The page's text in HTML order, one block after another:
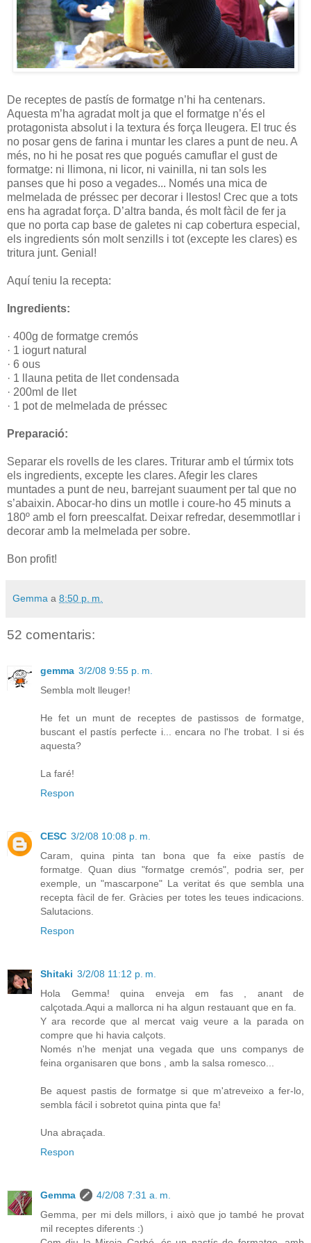
De receptes de pastís de formatge n’hi ha centenars.
Aquesta m’ha agradat molt ja que el formatge n’és el
protagonista absolut i la textura és força lleugera. El truc és
no posar gens de farina i muntar les clares a punt de neu. A
més, no hi he posat res que pogués camuflar el gust de
formatge: ni llimona, ni licor, ni vainilla, ni tan sols les
panses que hi poso a vegades... Només una mica de
melmelada de préssec per decorar i llestos! Crec que a tots
ens ha agradat força. D’altra banda, és molt fàcil de fer ja
que no porta cap base de galetes ni cap cobertura especial,
els ingredients són molt senzills i tot (excepte les clares) es
tritura junt. Genial!
Aquí teniu la recepta:
Ingredients:
· 400g de formatge cremós
· 1 iogurt natural
· 6 ous
· 1 llauna petita de llet condensada
· 200ml de llet
· 1 pot de melmelada de préssec
Preparació:
Separar els rovells de les clares. Triturar amb el túrmix tots
els ingredients, excepte les clares. Afegir les clares
muntades a punt de neu, barrejant suaument per tal que no
s’abaixin. Abocar-ho dins un motlle i coure-ho 45 minuts a
180º amb el forn preescalfat. Deixar refredar, desemmotllar i
decorar amb la melmelada per sobre.
Bon profit!
Gemma a 8:50 p. m.
52 comentaris:
gemma 3/2/08 9:55 p. m.
Sembla molt lleuger!
He fet un munt de receptes de pastissos de formatge,
buscant el pastís perfecte i... encara no l'he trobat. I si és
aquesta?
La faré!
Respon
CESC 3/2/08 10:08 p. m.
Caram, quina pinta tan bona que fa eixe pastís de
formatge. Quan dius "formatge cremós", podria ser, per
exemple, un "mascarpone" La veritat és que sembla una
recepta fàcil de fer. Gràcies per totes les teues indicacions.
Salutacions.
Respon
Shitaki 3/2/08 11:12 p. m.
Hola Gemma! quina enveja em fas , anant de
calçotada.Aqui a mallorca ni ha algun restauant que en fa.
Y ara recorde que al mercat vaig veure a la parada on
compre que hi havia calçots.
Només n'he menjat una vegada que uns companys de
feina organisaren que bons , amb la salsa romesco...
Be aquest pastis de formatge si que m'atreveixo a fer-lo,
sembla fácil i sobretot quina pinta que fa!
Una abraçada.
Respon
Gemma
4/2/08 7:31 a. m.
Gemma, per mi dels millors, i això que jo també he provat
mil receptes diferents :)